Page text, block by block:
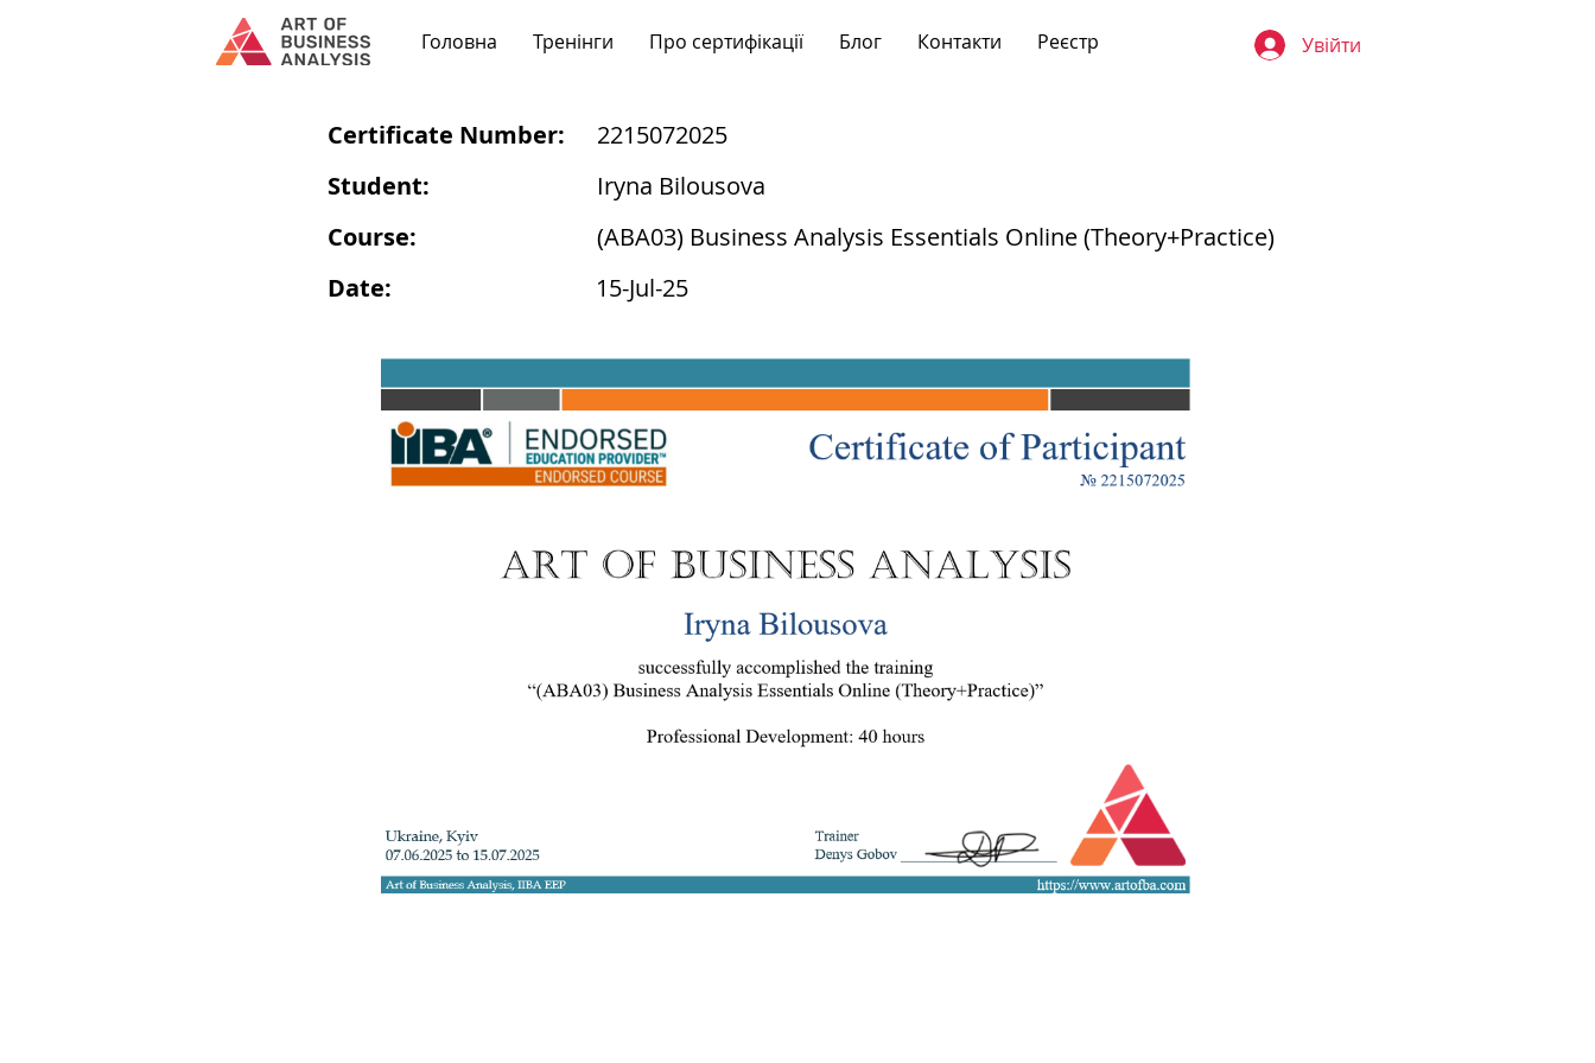
Головна Тренінги Про сертифікації Блог Контакти Реєстр Увійти
Certificate Number:
Student:
Course:
Date:
2215072025
Iryna Bilousova
(ABA03) Business Analysis Essentials Online (Theory+Practice)
15-Jul-25